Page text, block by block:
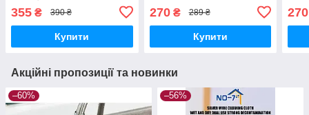
355 ₴ 390 ₴
Купити
270₴ 289 ₴
Купити
270
Акційні пропозиції та новинки
–60% –56%